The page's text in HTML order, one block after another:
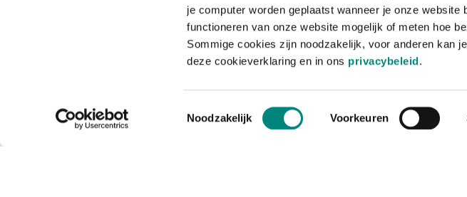
je computer worden geplaatst wanneer je onze
functioneren van onze website mogelijk of meten hoe
Sommige cookies zijn noodzakelijk, voor anderen kan
deze cookieverklaring en in ons privacybeleid.
Toestemmingsselectie
Noodzakelijk Voorkeuren